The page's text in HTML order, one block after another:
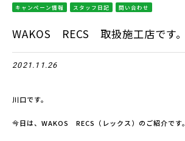
キャンペーン情報 スタッフ日記 問い合わせ
WAKOS RECS 取扱施工店です。
2021.11.26
川口です。
今日は、WAKOS RECS（レックス）のご紹介です。